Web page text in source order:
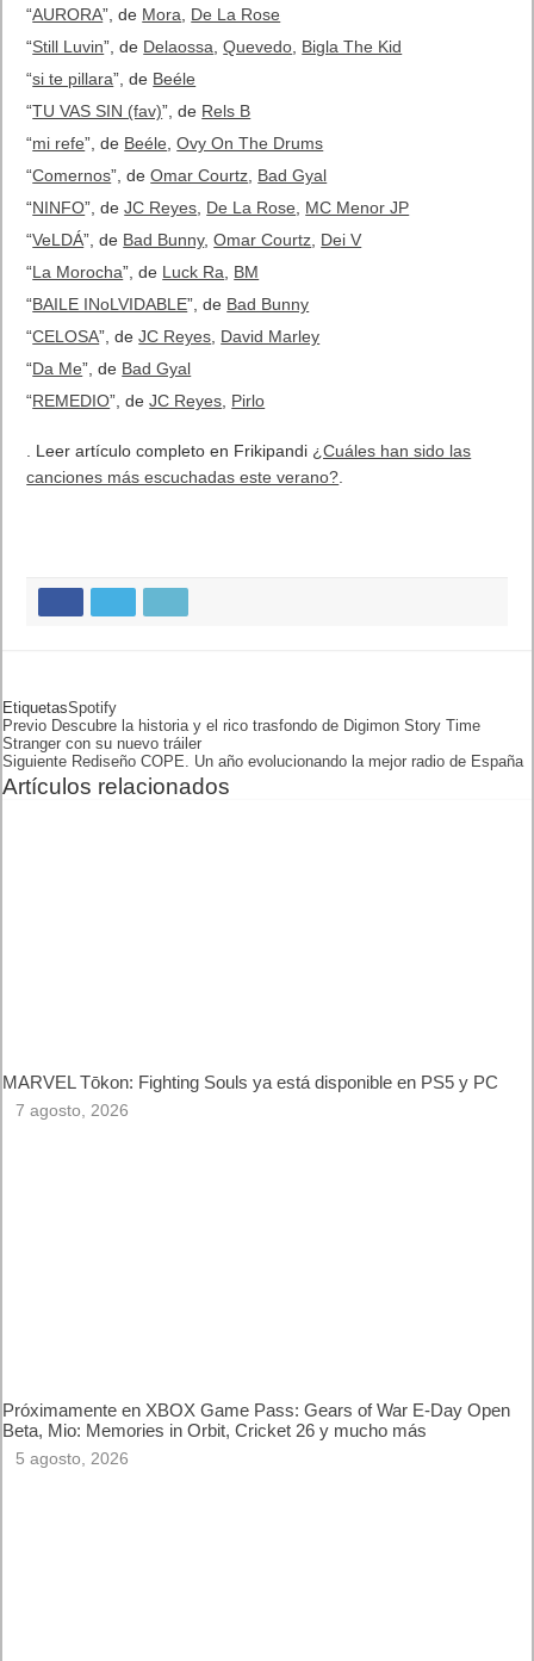
“AURORA”, deMora,De La Rose
“Still Luvin”, deDelaossa,Quevedo,Bigla The Kid
“si te pillara”, deBeéle
“TU VAS SIN (fav)”, deRels B
“mi refe”, deBeéle,Ovy On The Drums
“Comernos”, deOmar Courtz,Bad Gyal
“NINFO”, deJC Reyes,De La Rose,MC Menor JP
“VeLDÁ”, deBad Bunny,Omar Courtz,Dei V
“La Morocha”, deLuck Ra,BM
“BAILE INoLVIDABLE”, deBad Bunny
“CELOSA”, deJC Reyes,David Marley
“Da Me”, deBad Gyal
“REMEDIO”, deJC Reyes,Pirlo
. Leer artículo completo en Frikipandi ¿Cuáles han sido las
canciones más escuchadas este verano?.
Previo
Descubre la historia y el rico
trasfondo de Digimon Story
Time Stranger con su nuevo